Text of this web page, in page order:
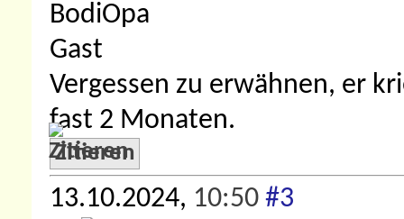
BodiOpa
Gast
Vergessen zu erwähnen, er
fast 2 Monaten.
Zitieren
13.10.2024, 10:50 #3